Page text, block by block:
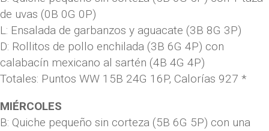
de uvas (0B 0G 0P)
L: Ensalada de garbanzos y aguacate (3B 8G 3P)
D: Rollitos de pollo enchilada (3B 6G 4P) con
calabacín mexicano al sartén (4B 4G 4P)
Totales: Puntos WW 15B 24G 16P, Calorías 927 *
MIÉRCOLES
B: Quiche pequeño sin corteza (5B 6G 5P) con una